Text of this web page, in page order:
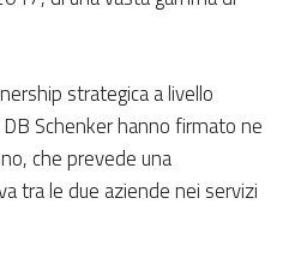
strategica a livello
Schenker hanno firmato ne
che prevede una
tra le due aziende nei servizi